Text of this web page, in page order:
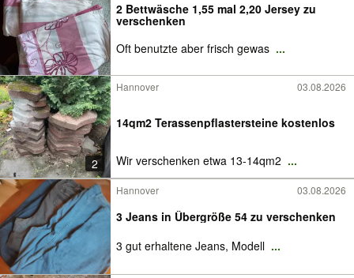
2 Bettwäsche 1,55 mal 2,20 Jersey zu
verschenken
Oft benutzte aber frisch gewas ...
2
Hannover 03.08.2026
14qm2 Terassenpflastersteine kostenlos
Wir verschenken etwa 13-14qm2 ...
Hannover 03.08.2026
3 Jeans in Übergröße 54 zu verschenken
3 gut erhaltene Jeans, Modell ...